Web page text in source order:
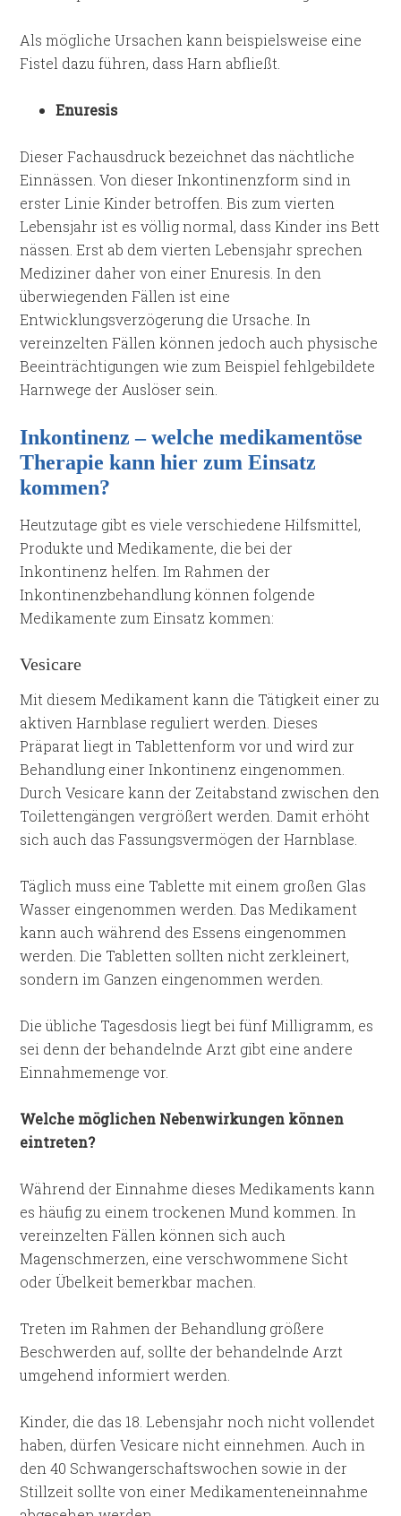
Als mögliche Ursachen kann beispielsweise eine
Fistel dazu führen, dass Harn abfließt.
Enuresis
Dieser Fachausdruck bezeichnet das nächtliche
Einnässen. Von dieser Inkontinenzform sind in
erster Linie Kinder betroffen. Bis zum vierten
Lebensjahr ist es völlig normal, dass Kinder ins Bett
nässen. Erst ab dem vierten Lebensjahr sprechen
Mediziner daher von einer Enuresis. In den
überwiegenden Fällen ist eine
Entwicklungsverzögerung die Ursache. In
vereinzelten Fällen können jedoch auch physische
Beeinträchtigungen wie zum Beispiel fehlgebildete
Harnwege der Auslöser sein.
Inkontinenz – welche medikamentöse
Therapie kann hier zum Einsatz
kommen?
Heutzutage gibt es viele verschiedene Hilfsmittel,
Produkte und Medikamente, die bei der
Inkontinenz helfen. Im Rahmen der
Inkontinenzbehandlung können folgende
Medikamente zum Einsatz kommen:
Vesicare
Mit diesem Medikament kann die Tätigkeit einer zu
aktiven Harnblase reguliert werden. Dieses
Präparat liegt in Tablettenform vor und wird zur
Behandlung einer Inkontinenz eingenommen.
Durch Vesicare kann der Zeitabstand zwischen den
Toilettengängen vergrößert werden. Damit erhöht
sich auch das Fassungsvermögen der Harnblase.
Täglich muss eine Tablette mit einem großen Glas
Wasser eingenommen werden. Das Medikament
kann auch während des Essens eingenommen
werden. Die Tabletten sollten nicht zerkleinert,
sondern im Ganzen eingenommen werden.
Die übliche Tagesdosis liegt bei fünf Milligramm, es
sei denn der behandelnde Arzt gibt eine andere
Einnahmemenge vor.
Welche möglichen Nebenwirkungen können
eintreten?
Während der Einnahme dieses Medikaments kann
es häufig zu einem trockenen Mund kommen. In
vereinzelten Fällen können sich auch
Magenschmerzen, eine verschwommene Sicht
oder Übelkeit bemerkbar machen.
Treten im Rahmen der Behandlung größere
Beschwerden auf, sollte der behandelnde Arzt
umgehend informiert werden.
Kinder, die das 18. Lebensjahr noch nicht vollendet
haben, dürfen Vesicare nicht einnehmen. Auch in
den 40 Schwangerschaftswochen sowie in der
Stillzeit sollte von einer Medikamenteneinnahme